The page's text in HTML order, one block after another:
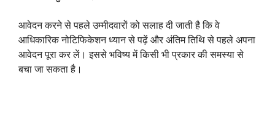
आवेदन करने से पहले उम्मीदवारों को सलाह दी जाती है कि वे
आधिकारिक नोटिफिकेशन ध्यान से पढ़ें और अंतिम तिथि से पहले अपना
आवेदन पूरा कर लें। इससे भविष्य में किसी भी प्रकार की समस्या से
बचा जा सकता है।